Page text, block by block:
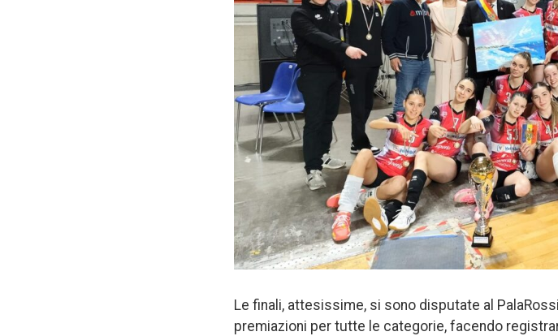
Le finali, attesissime, si sono disputate al
premiazioni per tutte le categorie, facendo